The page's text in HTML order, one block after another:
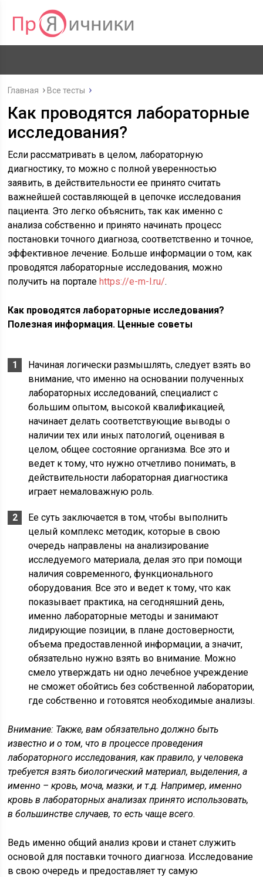
Главная Все тесты
Как проводятся лабораторные
исследования?
Если рассматривать в целом, лабораторную
диагностику, то можно с полной уверенностью
заявить, в действительности ее принято считать
важнейшей составляющей в цепочке исследования
пациента. Это легко объяснить, так как именно с
анализа собственно и принято начинать процесс
постановки точного диагноза, соответственно и точное,
эффективное лечение. Больше информации о том, как
проводятся лабораторные исследования, можно
получить на порталеhttps://e-m-l.ru/.
Как проводятся лабораторные исследования?
Полезная информация. Ценные советы
Начиная логически размышлять, следует взять во
внимание, что именно на основании полученных
лабораторных исследований, специалист с
большим опытом, высокой квалификацией,
начинает делать соответствующие выводы о
наличии тех или иных патологий, оценивая в
целом, общее состояние организма. Все это и
ведет к тому, что нужно отчетливо понимать, в
действительности лабораторная диагностика
играет немаловажную роль.
Ее суть заключается в том, чтобы выполнить
целый комплекс методик, которые в свою
очередь направлены на анализирование
исследуемого материала, делая это при помощи
наличия современного, функционального
оборудования. Все это и ведет к тому, что как
показывает практика, на сегодняшний день,
именно лабораторные методы и занимают
лидирующие позиции, в плане достоверности,
объема предоставленной информации, а значит,
обязательно нужно взять во внимание. Можно
смело утверждать ни одно лечебное учреждение
не сможет обойтись без собственной лаборатории,
где собственно и готовятся необходимые анализы.
Внимание: Также, вам обязательно должно быть
известно и о том, что в процессе проведения
лабораторного исследования, как правило, у человека
требуется взять биологический материал, выделения, а
именно – кровь, моча, мазки, и т.д. Например, именно
кровь в лабораторных анализах принято использовать,
в большинстве случаев, то есть чаще всего.
Ведь именно общий анализ крови и станет служить
основой для поставки точного диагноза. Исследование
в свою очередь и предоставляет ту самую